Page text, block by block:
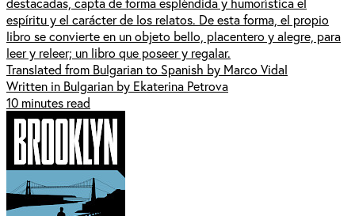
espíritu y el carácter de los relatos. De esta forma, el propio
libro se convierte en un objeto bello, placentero y alegre, para
leer y releer; un libro que poseer y regalar.
Translated from Bulgarian to Spanish by Marco Vidal
Written in Bulgarian by Ekaterina Petrova
10 minutes read